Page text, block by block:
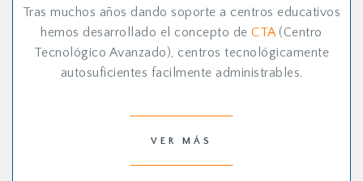
Tras muchos años dando soporte a centros educativos
hemos desarrollado el concepto deCTA(Centro
Tecnológico Avanzado), centros tecnológicamente
autosuficientes facilmente administrables.
VER MÁS